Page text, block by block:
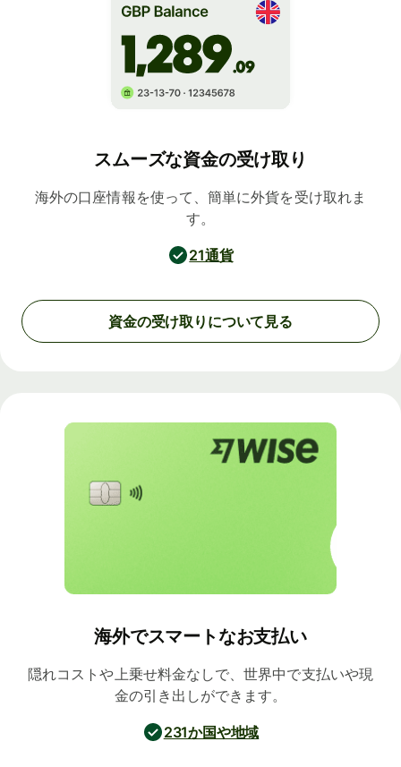
スムーズな資金の受け取り
海外の口座情報を使って、簡単に外貨を受け取れま
す。
21通貨
資金の受け取りについて見る
海外でスマートなお支払い
隠れコストや上乗せ料金なしで、世界中で支払いや現
金の引き出しができます。
231か国や地域